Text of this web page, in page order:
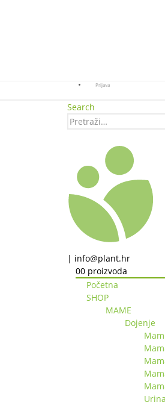
Prijava
Search
| info@plant.hr
00 proizvoda
Početna
SHOP
MAME
Dojenje